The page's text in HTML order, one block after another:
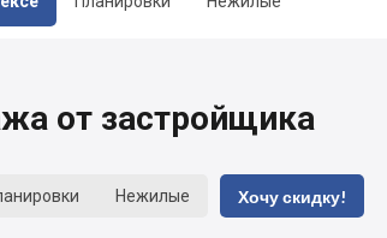
от застройщика
Нежилые Хочу скидку!